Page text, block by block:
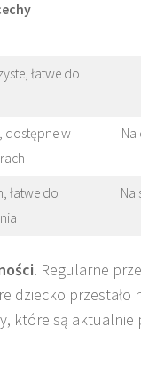
łatwe do
dostępne w
Na
łatwe do
Na
. Regularne
dziecko przestało
które są aktualnie